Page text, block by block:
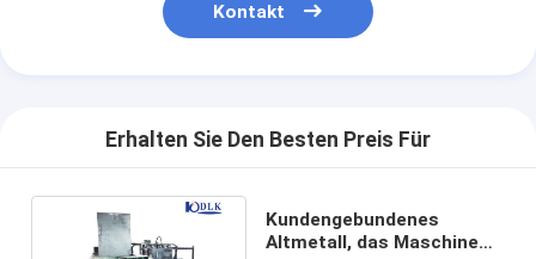
Kontakt
Erhalten Sie Den Besten Preis Für
Kundengebundenes
Altmetall, das Maschine